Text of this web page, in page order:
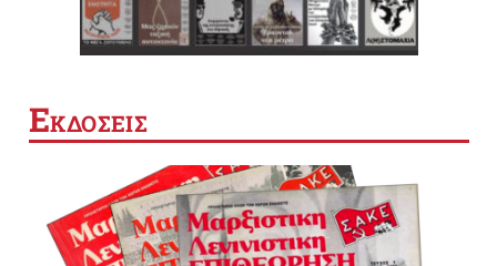
ΕΚΔΟΣΕΙΣ